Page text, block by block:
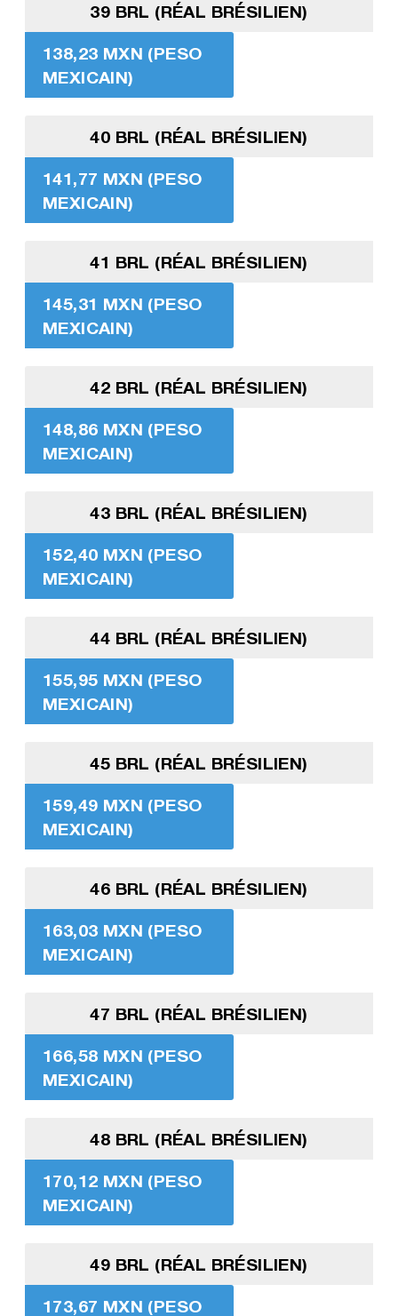
39 BRL (RÉAL BRÉSILIEN)
138,23 MXN (PESO
MEXICAIN)
40 BRL (RÉAL BRÉSILIEN)
141,77 MXN (PESO
MEXICAIN)
41 BRL (RÉAL BRÉSILIEN)
145,31 MXN (PESO
MEXICAIN)
42 BRL (RÉAL BRÉSILIEN)
148,86 MXN (PESO
MEXICAIN)
43 BRL (RÉAL BRÉSILIEN)
152,40 MXN (PESO
MEXICAIN)
44 BRL (RÉAL BRÉSILIEN)
155,95 MXN (PESO
MEXICAIN)
45 BRL (RÉAL BRÉSILIEN)
159,49 MXN (PESO
MEXICAIN)
46 BRL (RÉAL BRÉSILIEN)
163,03 MXN (PESO
MEXICAIN)
47 BRL (RÉAL BRÉSILIEN)
166,58 MXN (PESO
MEXICAIN)
48 BRL (RÉAL BRÉSILIEN)
170,12 MXN (PESO
MEXICAIN)
49 BRL (RÉAL BRÉSILIEN)
173,67 MXN (PESO